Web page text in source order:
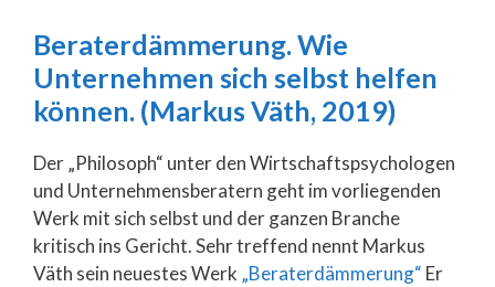
Beraterdämmerung. Wie
Unternehmen sich selbst helfen
können. (Markus Väth, 2019)
Der „Philosoph“ unter den Wirtschaftspsychologen
und Unternehmensberatern geht im vorliegenden
Werk mit sich selbst und der ganzen Branche
kritisch ins Gericht. Sehr treffend nennt Markus
Väth sein neuestes Werk „Beraterdämmerung“ Er